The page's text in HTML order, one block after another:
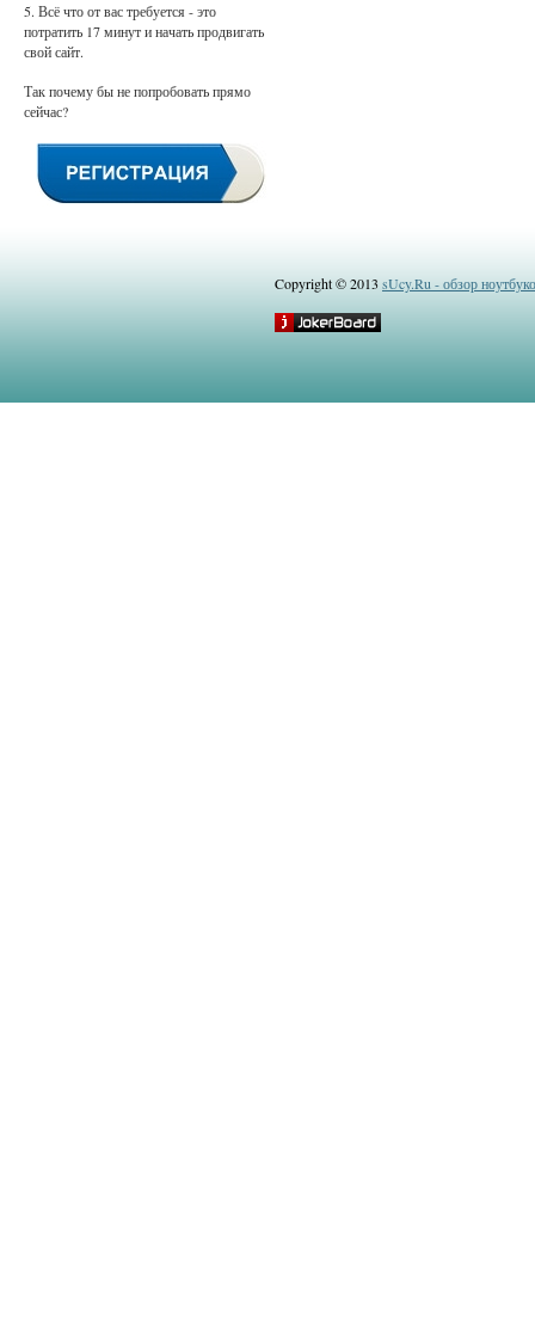
5. Всё что от вас требуется - это
потратить 17 минут и начать продвигать
свой сайт.
Так почему бы не попробовать прямо
сейчас?
Copyright © 2013sUcy.Ru - обзор